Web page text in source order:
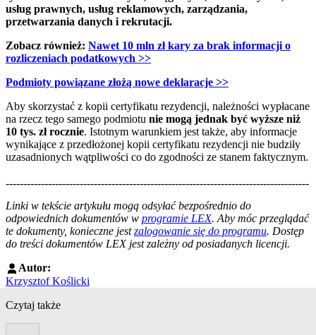
usług prawnych, usług reklamowych, zarządzania,
przetwarzania danych i rekrutacji.
Zobacz również: Nawet 10 mln zł kary za brak informacji o
rozliczeniach podatkowych >>
Podmioty powiązane złożą nowe deklaracje >>
Aby skorzystać z kopii certyfikatu rezydencji, należności wypłacane
na rzecz tego samego podmiotu nie mogą jednak być wyższe niż
10 tys. zł rocznie. Istotnym warunkiem jest także, aby informacje
wynikające z przedłożonej kopii certyfikatu rezydencji nie budziły
uzasadnionych wątpliwości co do zgodności ze stanem faktycznym.
--------------------------------------------------------------------------------------
Linki w tekście artykułu mogą odsyłać bezpośrednio do
odpowiednich dokumentów w programie LEX. Aby móc przeglądać
te dokumenty, konieczne jestzalogowanie się do programu. Dostęp
do treści dokumentów LEX jest zależny od posiadanych licencji.
Autor:
Krzysztof Koślicki
Czytaj także